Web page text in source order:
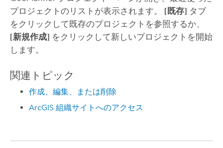
プロジェクトのリストが表示されます。 [既存] タブ
をクリックして既存のプロジェクトを参照するか、
[新規作成] をクリックして新しいプロジェクトを開始
します。
関連トピック
作成、編集、または削除
ArcGIS 組織サイトへのアクセス